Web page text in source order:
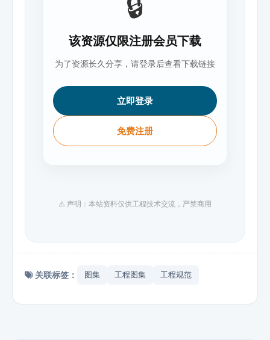
🔒
该资源仅限注册会员下载
为了资源长久分享，请登录后查看下载链接
立即登录
免费注册
⚠️ 声明：本站资料仅供工程技术交流，严禁商用
关联标签： 图集 工程图集 工程规范